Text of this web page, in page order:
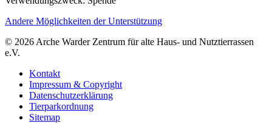
Andere Möglichkeiten der Unterstützung
© 2026 Arche Warder Zentrum für alte Haus- und Nutztierrassen
e.V.
Kontakt
Impressum & Copyright
Datenschutzerklärung
Tierparkordnung
Sitemap